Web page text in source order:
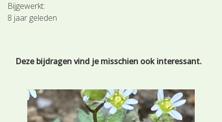
Bijgewerkt:
8 jaar geleden
Deze bijdragen vind je misschien ook interessant.